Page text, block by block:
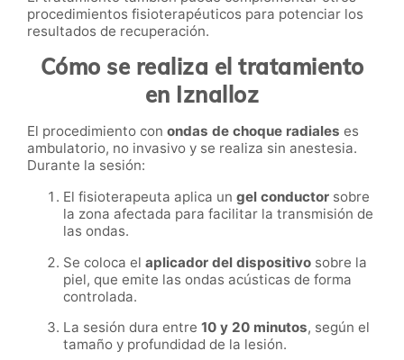
procedimientos fisioterapéuticos para potenciar los
resultados de recuperación.
Cómo se realiza el tratamiento
en Iznalloz
El procedimiento con ondas de choque radiales es
ambulatorio, no invasivo y se realiza sin anestesia.
Durante la sesión:
El fisioterapeuta aplica un gel conductor sobre
la zona afectada para facilitar la transmisión de
las ondas.
Se coloca el aplicador del dispositivo sobre la
piel, que emite las ondas acústicas de forma
controlada.
La sesión dura entre 10 y 20 minutos, según el
tamaño y profundidad de la lesión.